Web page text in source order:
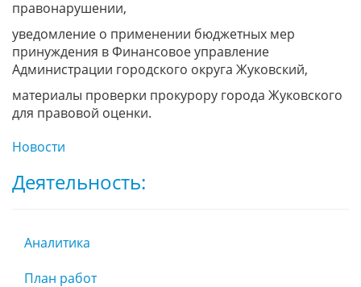
правонарушении,
уведомление о применении бюджетных мер
принуждения в Финансовое управление
Администрации городского округа Жуковский,
материалы проверки прокурору города Жуковского
для правовой оценки.
Новости
Деятельность:
Аналитика
План работ